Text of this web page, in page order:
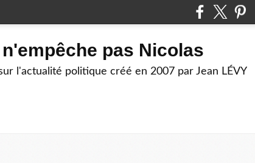
n'empêche pas Nicolas
l'actualité politique créé en 2007 par Jean LÉVY